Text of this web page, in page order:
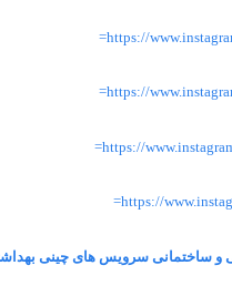
https://
https://
https://
https://
ساختمانی سرویس های چینی